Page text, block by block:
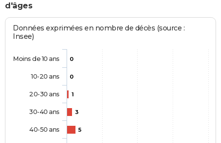
d'âges
Données exprimées en nombre de décès (source :
Insee)
0
0
1
3
5
Moins de 10 ans
10-20 ans
20-30 ans
30-40 ans
40-50 ans